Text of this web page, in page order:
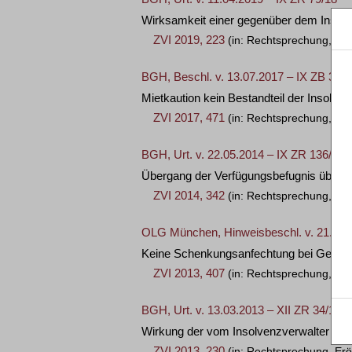
Wirksamkeit einer gegenüber dem
ZVI 2019, 223 (in: Rechtsprechung,
BGH, Beschl. v. 13.07.2017 – IX ZB 33/
Mietkaution kein Bestandteil der
ZVI 2017, 471 (in: Rechtsprechung,
BGH, Urt. v. 22.05.2014 – IX ZR 136/13
Übergang der Verfügungsbefugnis über
ZVI 2014, 342 (in: Rechtsprechung,
OLG München, Hinweisbeschl. v.
Keine Schenkungsanfechtung bei
ZVI 2013, 407 (in: Rechtsprechung,
BGH, Urt. v. 13.03.2013 – XII ZR 34/12 +
Wirkung der vom Insolvenzverwalter